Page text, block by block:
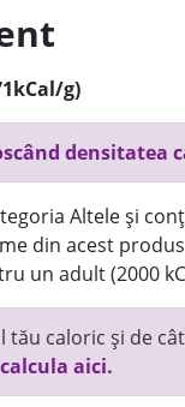
g)
densitatea
Altele și
din acest
un adult (2000
tău caloric și de
aici.